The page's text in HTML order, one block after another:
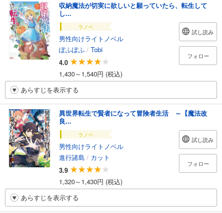
収納魔法が切実に欲しいと願っていたら、転生して
し...
ラノベ
男性向けライトノベル
ぽふぽふ / Tobi
4.0
1,430～1,540円 (税込)
試し読み
フォロー
あらすじを表示する
異世界転生で賢者になって冒険者生活 ～【魔法改
良...
ラノベ
男性向けライトノベル
進行諸島 / カット
3.9
1,320～1,430円 (税込)
試し読み
フォロー
あらすじを表示する